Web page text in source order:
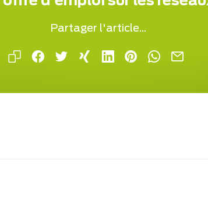
Partager l'article...